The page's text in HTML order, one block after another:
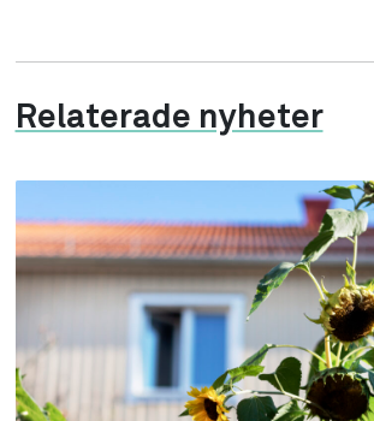
Relaterade nyheter